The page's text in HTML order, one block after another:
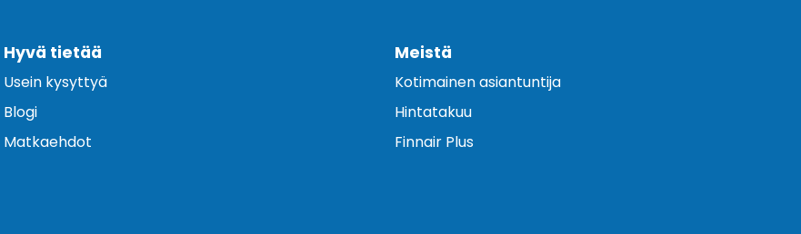
Hyvä tietää
Usein kysyttyä
Blogi
Matkaehdot
Meistä
Kotimainen asiantuntija
Hintatakuu
Finnair Plus